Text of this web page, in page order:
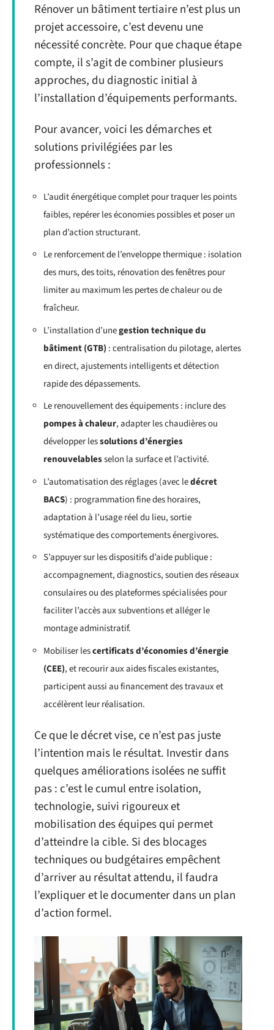
Rénover un bâtiment tertiaire n’est plus un
projet accessoire, c’est devenu une
nécessité concrète. Pour que chaque étape
compte, il s’agit de combiner plusieurs
approches, du diagnostic initial à
l’installation d’équipements performants.
Pour avancer, voici les démarches et
solutions privilégiées par les
professionnels :
L’audit énergétique complet pour traquer les points
faibles, repérer les économies possibles et poser un
plan d’action structurant.
Le renforcement de l’enveloppe thermique : isolation
des murs, des toits, rénovation des fenêtres pour
limiter au maximum les pertes de chaleur ou de
fraîcheur.
L’installation d’unegestion technique du
bâtiment (GTB) : centralisation du pilotage, alertes
en direct, ajustements intelligents et détection
rapide des dépassements.
Le renouvellement des équipements : inclure des
pompes à chaleur, adapter les chaudières ou
développer lessolutions d’énergies
renouvelablesselon la surface et l’activité.
L’automatisation des réglages (avec ledécret
BACS) : programmation fine des horaires,
adaptation à l’usage réel du lieu, sortie
systématique des comportements énergivores.
S’appuyer sur les dispositifs d’aide publique :
accompagnement, diagnostics, soutien des réseaux
consulaires ou des plateformes spécialisées pour
faciliter l’accès aux subventions et alléger le
montage administratif.
Mobiliser lescertificats d’économies d’énergie
(CEE), et recourir aux aides fiscales existantes,
participent aussi au financement des travaux et
accélèrent leur réalisation.
Ce que le décret vise, ce n’est pas juste
l’intention mais le résultat. Investir dans
quelques améliorations isolées ne suffit
pas : c’est le cumul entre isolation,
technologie, suivi rigoureux et
mobilisation des équipes qui permet
d’atteindre la cible. Si des blocages
techniques ou budgétaires empêchent
d’arriver au résultat attendu, il faudra
l’expliquer et le documenter dans un plan
d’action formel.